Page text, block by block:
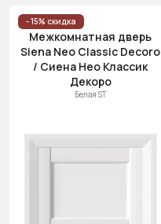
- 15% скидка
Межкомнатная дверь
Siena Neo Classic Decoro
/ Сиена Нео Классик
Декоро
Белая ST